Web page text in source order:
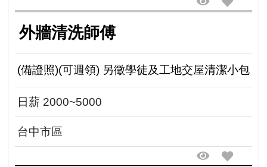
外牆清洗師傅
(備證照)(可週領) 另徵學徒及工地交屋清潔小包
日薪 2000~5000
台中市區